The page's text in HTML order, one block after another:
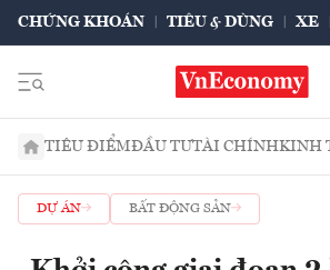
CHỨNG KHOÁN TIÊU & DÙNG XE
TIÊU ĐIỂMĐẦU TƯTÀI CHÍNHKINH
DỰ ÁN BẤT ĐỘNG SẢN